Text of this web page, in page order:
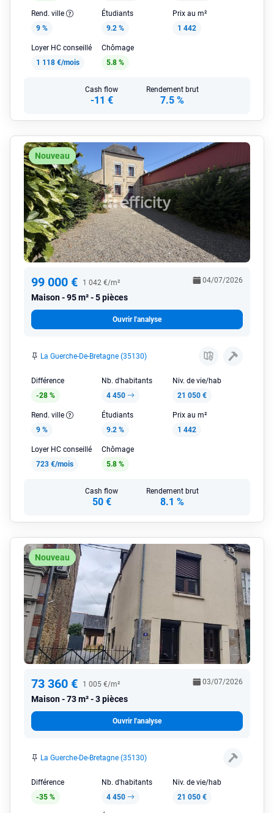
Rend. ville
9 %
Étudiants
9.2 %
Prix au m²
1 442
Loyer HC conseillé
1 118 €/mois
Chômage
5.8 %
Cash flow
-11 €
Rendement brut
7.5 %
Nouveau
99 000 € 1 042 €/m²
Maison 95 m² - 5 pièces
04/07/2026
Ouvrir l'analyse
La Guerche-De-Bretagne (35130)
Différence
-28 %
Nb. d'habitants
4 450
Niv. de vie/hab
21 050 €
Rend. ville
9 %
Étudiants
9.2 %
Prix au m²
1 442
Loyer HC conseillé
723 €/mois
Chômage
5.8 %
Cash flow
50 €
Rendement brut
8.1 %
Nouveau
73 360 € 1 005 €/m²
Maison 73 m² - 3 pièces
03/07/2026
Ouvrir l'analyse
La Guerche-De-Bretagne (35130)
Différence
-35 %
Nb. d'habitants
4 450
Niv. de vie/hab
21 050 €